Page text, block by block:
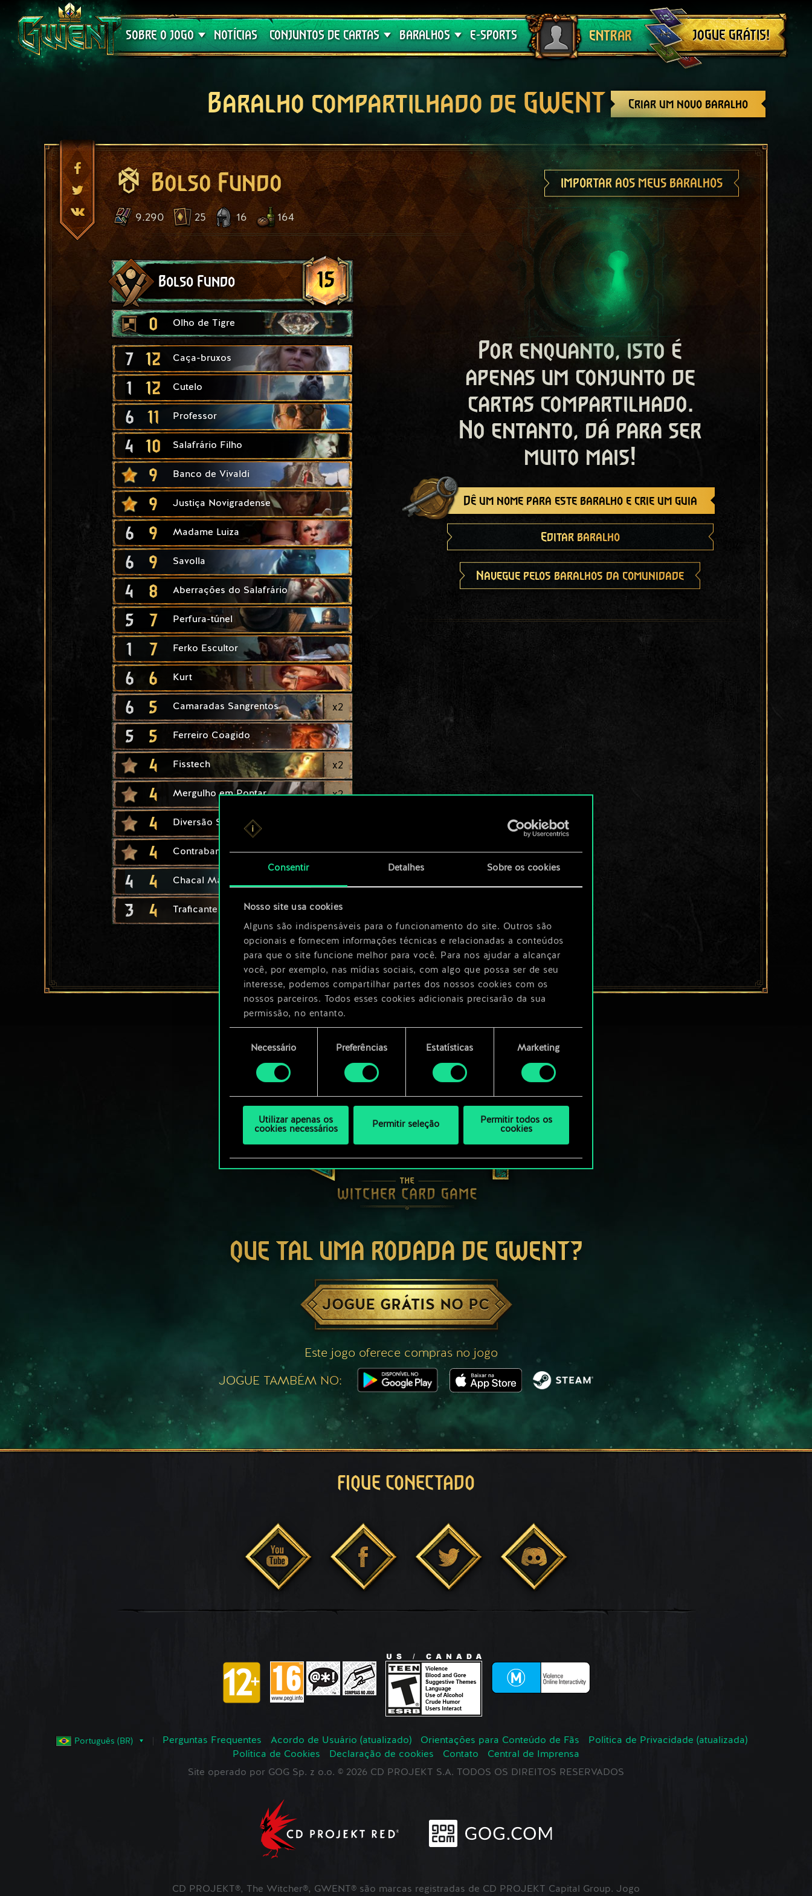
Consentir Detalhes Sobre os cookies
Nosso site usa cookies
Alguns são indispensáveis para o funcionamento do site. Outros são
opcionais e fornecem informações técnicas e relacionadas a conteúdos
para que o site funcione melhor para você. Para nos ajudar a alcançar
você, por exemplo, nas mídias sociais, com algo que possa ser de seu
interesse, podemos compartilhar partes dos nossos cookies com os
nossos parceiros. Todos esses cookies adicionais precisarão da sua
permissão, no entanto.
Você encontrará todos os detalhes sobre o uso de cookies e poderá
consentimento
Necessário Preferências Estatísticas Marketing
Utilizar apenas os
cookies necessários
Permitir seleção
Permitir todos os
cookies
SOBRE O JOGO
Suporte
NOTÍCIAS CONJUNTOS DE CARTAS
Crimson Curse
BARALHOS
Guia de Baralhos
E-SPORTS ENTRAR
Sair
JOGUE GRÁTIS!
Criar um novo baralho
Baralho compartilhado de GWENT
Bolso Fundo IMPORTAR AOS MEUS BARALHOS
9.290 25 16 164
Bolso Fundo 15
0 Olho de Tigre
7 12 Caça-bruxos
1 12 Cutelo
6 11 Professor
4 10 Salafrário Filho
9 Banco de Vivaldi
9 Justiça Novigradense
6 9 Madame Luiza
6 9 Savolla
4 8 Aberrações do Salafrário
5 7 Perfura-túnel
1 7 Ferko Escultor
6 6 Kurt
6 5 Camaradas Sangrentos x2
5 5 Ferreiro Coagido
4 Fisstech x2
4 Mergulho em Pontar x2
4 Diversão Sinistra
4 Contrabandear x2
4 4 Chacal Marinho
3 4 Traficante de Fisstech x2
Por enquanto, isto é
apenas um conjunto de
cartas compartilhado.
No entanto, dá para ser
muito mais!
Dê um nome para este baralho e crie um guia
Editar baralho
Navegue pelos baralhos da comunidade
QUE TAL UMA RODADA DE GWENT?
JOGUE GRÁTIS NO PC
Este jogo oferece compras no jogo
JOGUE TAMBÉM NO:
FIQUE CONECTADO
Português (BR) Perguntas Frequentes Acordo de Usuário (atualizado) Orientações para Conteúdo de Fãs
Política de Privacidade (atualizada)
Política de Cookies
Declaração de cookies Contato
Central de Imprensa
Site operado por GOG Sp. z o.o. © 2026 CD PROJEKT S.A. TODOS OS DIREITOS RESERVADOS
CD PROJEKT®, The Witcher®, GWENT® são marcas registradas de CD PROJEKT Capital Group. Jogo